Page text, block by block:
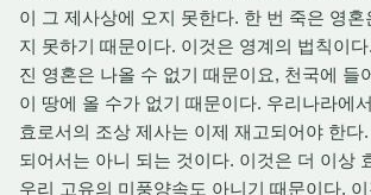
이 그 제사상에 오지 못한다. 한 번 죽은 영혼
지 못하기 때문이다. 이것은 영계의 법칙이
진 영혼은 나올 수 없기 때문이요, 천국에 들
이 땅에 올 수가 없기 때문이다. 우리나라에
효로서의 조상 제사는 이제 재고되어야 한다
되어서는 아니 되는 것이다. 이것은 더 이상
우리 고유의 미풍양속도 아니기 때문이다.